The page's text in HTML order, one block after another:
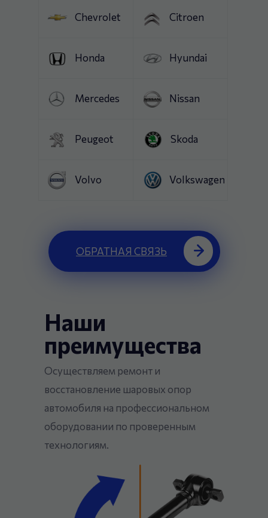
ОБРАТНАЯ СВЯЗЬ
Citroen
Hyundai
Nissan
Skoda
Volkswagen
Mercedes
Honda
Chevrolet
Peugeot
Volvo
Наши
преимущества
Осуществляем ремонт и
восстановление шаровых опор
автомобиля на профессиональном
оборудовании по проверенным
технологиям.